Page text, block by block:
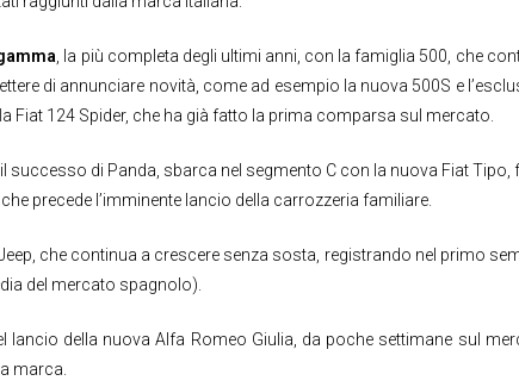
, la più completa degli ultimi anni, con la famiglia 500, che
di annunciare novità, come ad esempio la nuova 500S e
Fiat 124 Spider, che ha già fatto la prima comparsa sul mercato.
successo di Panda, sbarca nel segmento C con la nuova Fiat
precede l’imminente lancio della carrozzeria familiare.
che continua a crescere senza sosta, registrando nel primo
del mercato spagnolo).
lancio della nuova Alfa Romeo Giulia, da poche settimane sul
marca.